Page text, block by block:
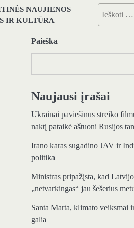
NAUJIENOS
IR KULTŪRA
Ieškoti:
Paieška
Naujausi įrašai
Ukrainai paviešinus streiko
naktį pataikė aštuoni Rusijos
Irano karas sugadino JAV ir
politika
Ministras pripažįsta, kad
„netvarkingas“ jau šešerius
Santa Marta, klimato veiksmai
galia